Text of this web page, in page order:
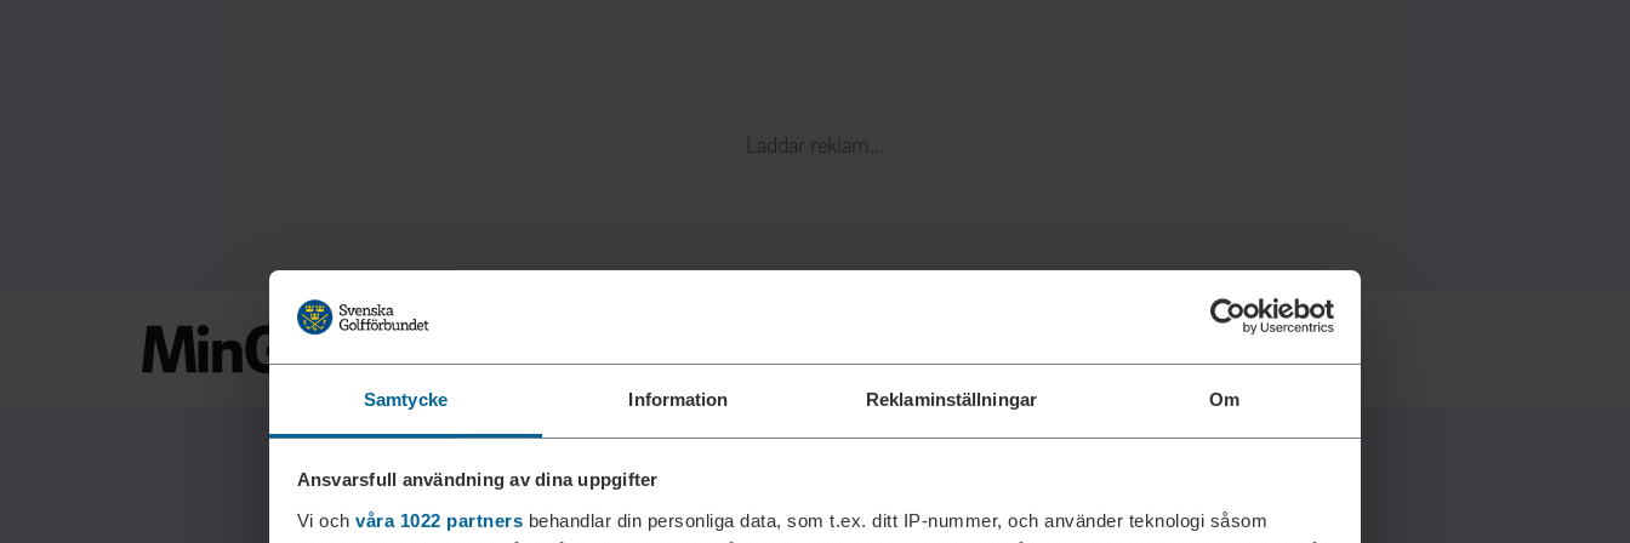
Samtycke Information Reklaminställningar Om
Ansvarsfull användning av dina uppgifter
Vi och våra 1022 partners behandlar din personliga data, som t.ex. ditt IP-nummer, och använder teknologi såsom
Laddar reklam...